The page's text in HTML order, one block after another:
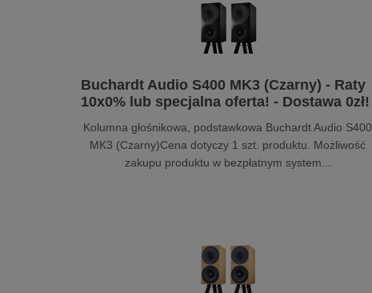
Buchardt Audio S400 MK3 (Czarny) - Raty
10x0% lub specjalna oferta! - Dostawa 0zł!
Kolumna głośnikowa, podstawkowa Buchardt Audio S400
MK3 (Czarny)Cena dotyczy 1 szt. produktu. Możliwość
zakupu produktu w bezpłatnym system...